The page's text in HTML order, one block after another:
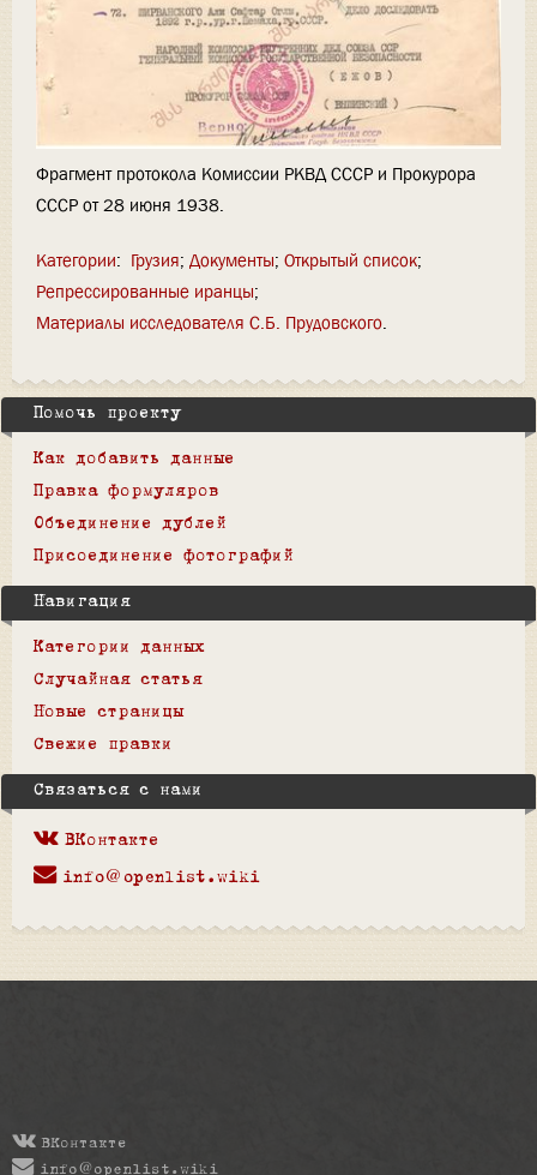
Фрагмент протокола Комиссии РКВД СССР и Прокурора
СССР от 28 июня 1938.
Категории: Грузия Документы Открытый список
Репрессированные иранцы
Материалы исследователя С.Б. Прудовского
Помочь проекту
Как добавить данные
Правка формуляров
Объединение дублей
Присоединение фотографий
Навигация
Категории данных
Случайная статья
Новые страницы
Свежие правки
Связаться с нами
ВКонтакте
info@openlist.wiki
ВКонтакте
info@openlist.wiki